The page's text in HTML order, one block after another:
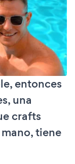
entonces
una
crafts
tiene